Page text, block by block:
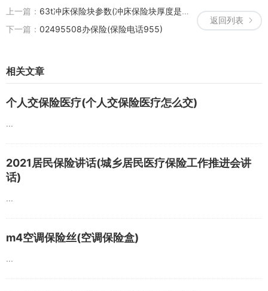
此次11家保险公司拒赔事件给保险行业带来了严重的负面影响。我们
希望涉事保险公司能够积极采取措施解决问题，加强内部管理和服务
质量。同时，我们也希望有关部门能加强行业监管力度打击违法行为
一个更好的风险保障环境。。
返回列表
上一篇： 63t冲床保险块参数(冲床保险块厚度是多少)
下一篇： 02495508办保险(保险电话955)
相关文章
个人交保险医疗(个人交保险医疗怎么交)
...
2021居民保险讲话(城乡居民医疗保险工作推进会讲
话)
...
m4空调保险丝(空调保险盒)
...